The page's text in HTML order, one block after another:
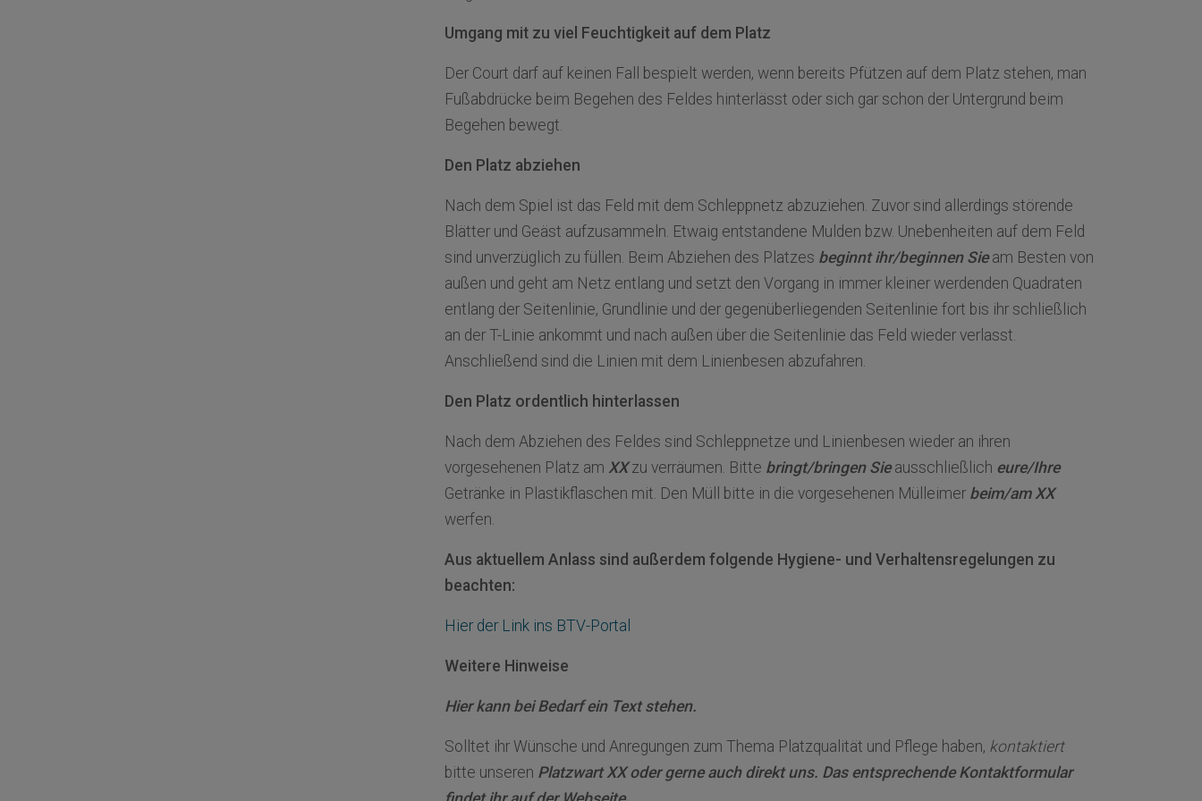
Umgang mit zu viel Feuchtigkeit auf dem Platz
Der Court darf auf keinen Fall bespielt werden, wenn bereits Pfützen auf dem Platz stehen, man
Fußabdrücke beim Begehen des Feldes hinterlässt oder sich gar schon der Untergrund beim
Begehen bewegt.
Den Platz abziehen
Nach dem Spiel ist das Feld mit dem Schleppnetz abzuziehen. Zuvor sind allerdings störende
Blätter und Geäst aufzusammeln. Etwaig entstandene Mulden bzw. Unebenheiten auf dem Feld
sind unverzüglich zu füllen. Beim Abziehen des Platzes beginnt ihr/beginnen Sieam Besten von
außen und geht am Netz entlang und setzt den Vorgang in immer kleiner werdenden Quadraten
entlang der Seitenlinie, Grundlinie und der gegenüberliegenden Seitenlinie fort bis ihr schließlich
an der T-Linie ankommt und nach außen über die Seitenlinie das Feld wieder verlasst.
Anschließend sind die Linien mit dem Linienbesen abzufahren.
Den Platz ordentlich hinterlassen
Nach dem Abziehen des Feldes sind Schleppnetze und Linienbesen wieder an ihren
vorgesehenen Platz am XX zu verräumen. Bitte bringt/bringen Sie ausschließlich eure/Ihre
Getränke in Plastikflaschen mit. Den Müll bitte in die vorgesehenen Mülleimer beim/am XX
werfen.
Aus aktuellem Anlass sind außerdem folgende Hygiene- und Verhaltensregelungen zu
beachten:
Hier der Link ins BTV-Portal
Weitere Hinweise
Hier kann bei Bedarf ein Text stehen.
Solltet ihr Wünsche und Anregungen zum Thema Platzqualität und Pflege haben, kontaktiert
bitte unseren Platzwart XX oder gerne auch direkt uns. Das entsprechende Kontaktformular